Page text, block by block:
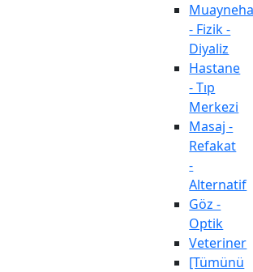
- Fizik -
Diyaliz
Hastane
- Tıp
Merkezi
Masaj -
Refakat
-
Alternatif
Göz -
Optik
Veteriner
[Tümünü